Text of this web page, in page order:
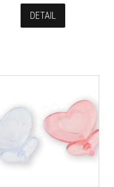
DETAIL